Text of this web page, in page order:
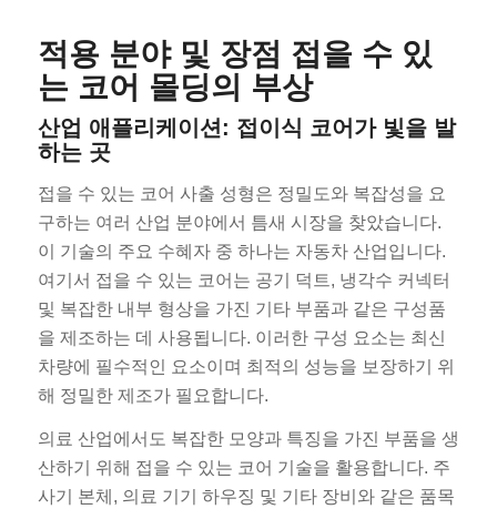
적용 분야 및 장점 접을 수 있
는 코어 몰딩의 부상
산업 애플리케이션: 접이식 코어가 빛을 발
하는 곳
접을 수 있는 코어 사출 성형은 정밀도와 복잡성을 요
구하는 여러 산업 분야에서 틈새 시장을 찾았습니다.
이 기술의 주요 수혜자 중 하나는 자동차 산업입니다.
여기서 접을 수 있는 코어는 공기 덕트, 냉각수 커넥터
및 복잡한 내부 형상을 가진 기타 부품과 같은 구성품
을 제조하는 데 사용됩니다. 이러한 구성 요소는 최신
차량에 필수적인 요소이며 최적의 성능을 보장하기 위
해 정밀한 제조가 필요합니다.
의료 산업에서도 복잡한 모양과 특징을 가진 부품을 생
산하기 위해 접을 수 있는 코어 기술을 활용합니다. 주
사기 본체, 의료 기기 하우징 및 기타 장비와 같은 품목